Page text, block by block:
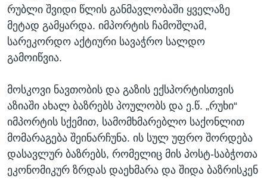
რუბლი შვიდი წლის განმავლობაში ყველაზე
მეტად გამყარდა. იმპორტის ჩამოშლამ,
სარეკორდო აქტიური სავაჭრო სალდო
გამოიწვია.
მოსკოვი ნავთობის და გაზის ექსპორტისთვის
აზიაში ახალ ბაზრებს პოულობს და ე.წ. „რუხი“
იმპორტის სქემით, სამომხმარებლო საქონლით
მომარაგება შეინარჩუნა. ის სულ უფრო შორდება
დასავლურ ბაზრებს, რომელიც მის პოსტ-საბჭოთა
ეკონომიკურ ზრდას დაეხმარა და შიდა ბაზრისკენ